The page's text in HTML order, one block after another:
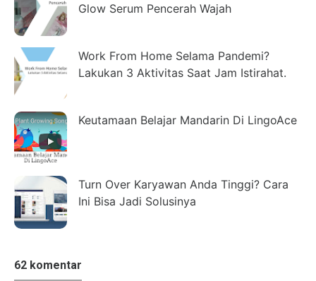
Glow Serum Pencerah Wajah
Work From Home Selama Pandemi?
Lakukan 3 Aktivitas Saat Jam Istirahat.
Keutamaan Belajar Mandarin Di LingoAce
Turn Over Karyawan Anda Tinggi? Cara
Ini Bisa Jadi Solusinya
62 komentar